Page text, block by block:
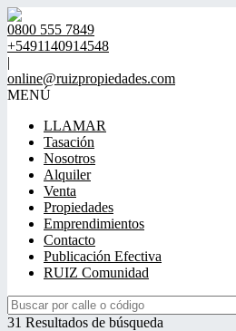
0800 555 7849
+5491140914548
|
online@ruizpropiedades.com
MENÚ
LLAMAR
Tasación
Nosotros
Alquiler
Venta
Propiedades
Emprendimientos
Contacto
Publicación Efectiva
RUIZ Comunidad
31 Resultados de búsqueda